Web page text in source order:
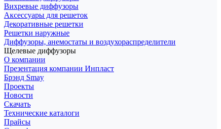
Вихревые диффузоры
Аксессуары для решеток
Декоративные решетки
Решетки наружные
Диффузоры, анемостаты и воздухораспределители
Щелевые диффузоры
О компании
Презентация компании Инпласт
Брэнд Smay
Проекты
Новости
Скачать
Технические каталоги
Прайсы